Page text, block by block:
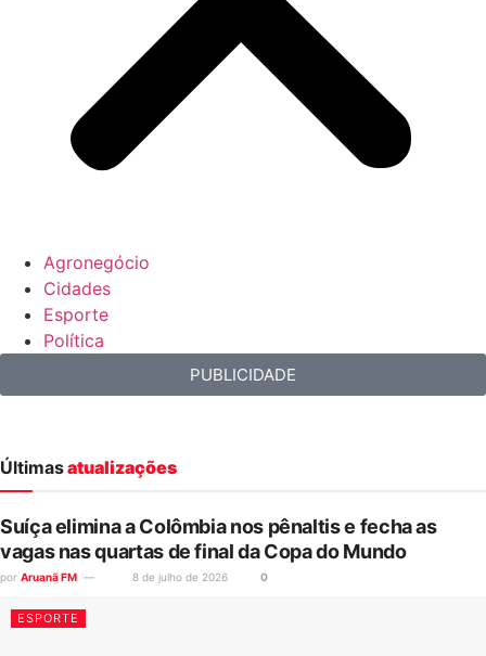
Agronegócio
Cidades
Esporte
Política
PUBLICIDADE
Últimasatualizações
Suíça elimina a Colômbia nos pênaltis e fecha as
vagas nas quartas de final da Copa do Mundo
por Aruanã FM 8 de julho de 2026 0
ESPORTE